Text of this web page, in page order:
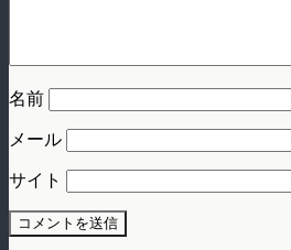
名前
メール
サイト